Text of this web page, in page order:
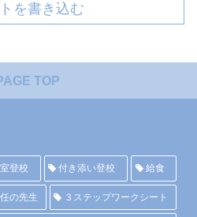
を書き込む
TOP
登校 付き添い登校 給食
の先生 ３ステップワークシート